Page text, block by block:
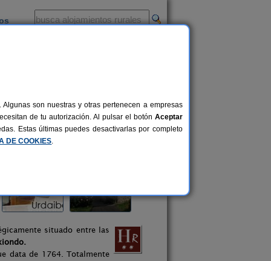
situado entre las
data de 1764. Totalmente
son nuestras y otras pertenecen a empresas
de tu autorización. Al pulsar el botón Aceptar
Estas últimas puedes desactivarlas por completo
DE COOKIES.